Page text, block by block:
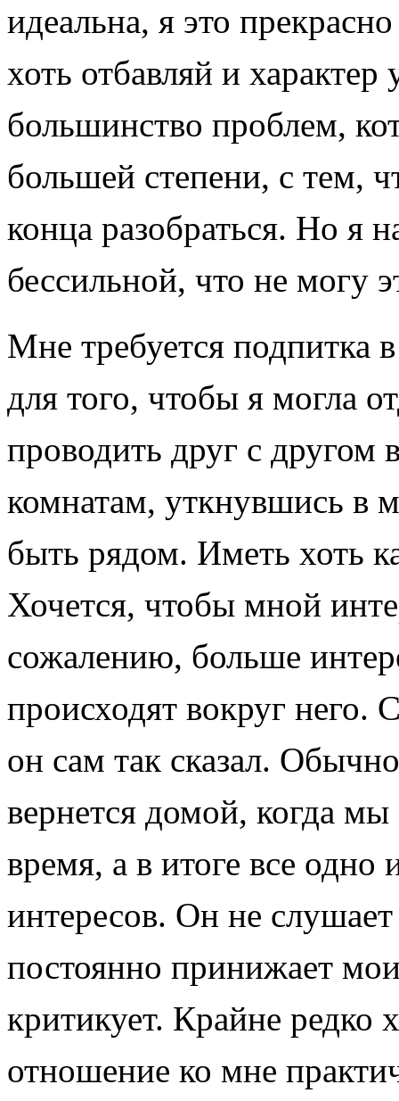
идеальна, я это
хоть отбавляй и
большинство проблем,
большей степени, с тем,
конца разобраться. Но я
бессильной, что не могу
Мне требуется подпитка
для того, чтобы я могла
проводить друг с другом
комнатам, уткнувшись в
быть рядом. Иметь хоть
Хочется, чтобы мной
сожалению, больше
происходят вокруг него.
он сам так сказал.
вернется домой, когда
время, а в итоге все
интересов. Он не
постоянно принижает
критикует. Крайне редко
отношение ко мне